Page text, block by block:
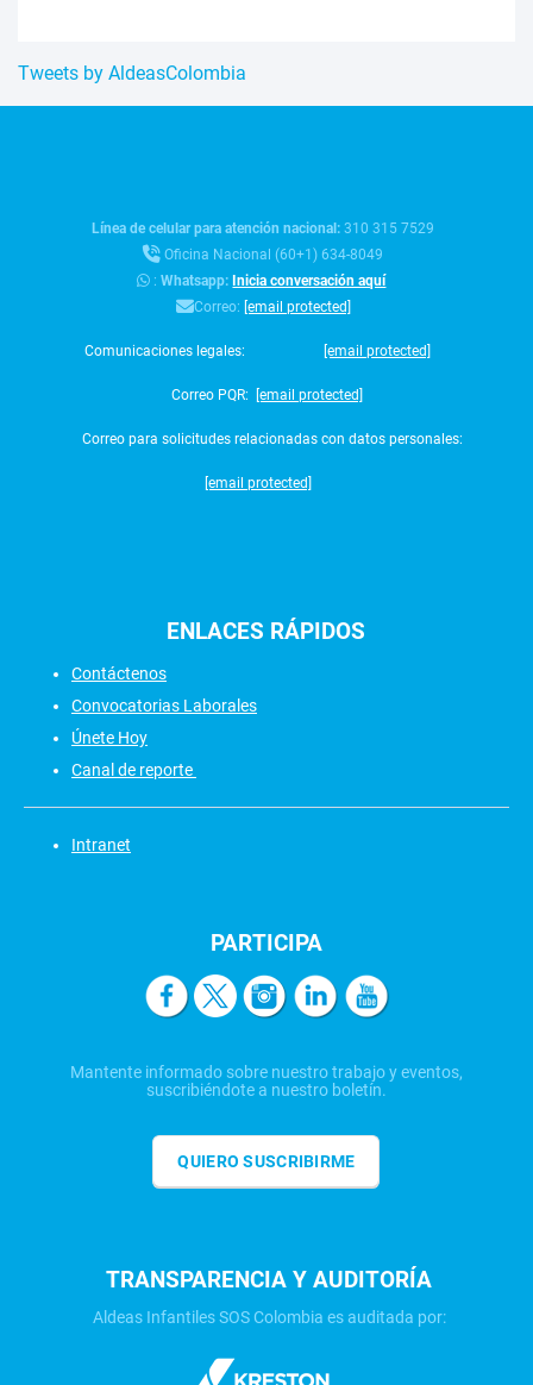
Tweets by AldeasColombia
Línea de celular para atención nacional:310 315 7529
Oficina Nacional (60+1) 634-8049
:Whatsapp: Inicia conversación aquí
Correo: [email protected]
Comunicaciones legales: [email protected]
Correo PQR: [email protected]
Correo para solicitudes relacionadas con datos personales:
[email protected]
ENLACES RÁPIDOS
Contáctenos
Convocatorias Laborales
Únete Hoy
Canal de reporte
Intranet
PARTICIPA
Mantente informado sobre nuestro trabajo y eventos,
suscribiéndote a nuestro boletín.
QUIERO SUSCRIBIRME
TRANSPARENCIA Y AUDITORÍA
Aldeas Infantiles SOS Colombia es auditada por: